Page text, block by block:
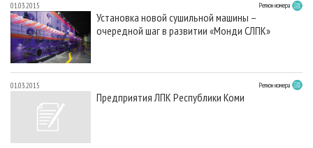
01.03.2015 Регион номера
Установка новой сушильной машины –
очередной шаг в развитии «Монди СЛПК»
01.03.2015 Регион номера
Предприятия ЛПК Республики Коми